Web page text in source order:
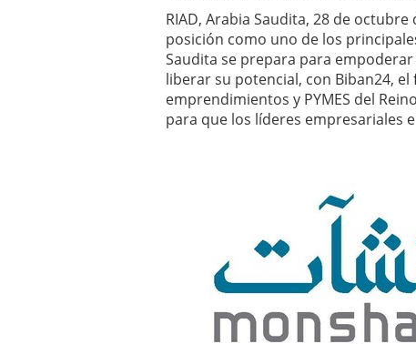
RIAD, Arabia Saudita, 28 de
posición como uno de los
Saudita se prepara para
liberar su potencial, con Biban24,
emprendimientos y PYMES del
para que los líderes empresariales